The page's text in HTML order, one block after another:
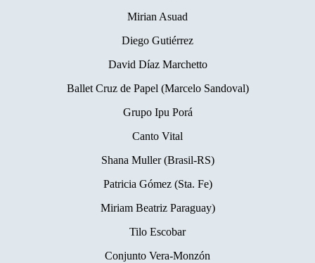
Mirian Asuad
Diego Gutiérrez
David Díaz Marchetto
Ballet Cruz de Papel (Marcelo Sandoval)
Grupo Ipu Porá
Canto Vital
Shana Muller (Brasil-RS)
Patricia Gómez (Sta. Fe)
Miriam Beatriz Paraguay)
Tilo Escobar
Conjunto Vera-Monzón